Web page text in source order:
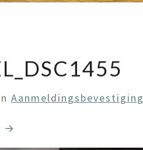
Aanmeldingsbevestiging
→